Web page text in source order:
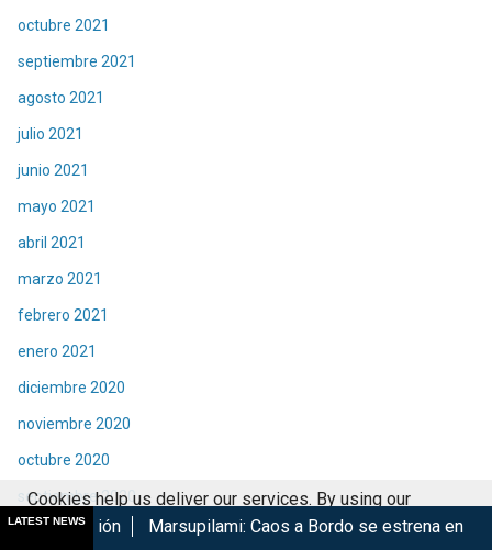
octubre 2021
septiembre 2021
agosto 2021
julio 2021
junio 2021
mayo 2021
abril 2021
marzo 2021
febrero 2021
enero 2021
diciembre 2020
noviembre 2020
octubre 2020
septiembre 2020
agosto 2020
LATEST NEWS
Marsupilami: Caos a Bordo se estrena en Cinépolis Harry
Cookies help us deliver our services. By using our
services, you agree to our use of cookies.
Got it